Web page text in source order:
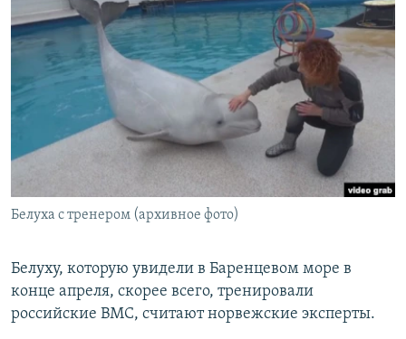
ТЕЛЕПРОЕКТ КРЫМ.РЕАЛИИ
СОВЕТЫ ПРАВОЗАЩИТНИКОВ
ПРОПАВШИЕ БЕЗ ВЕСТИ
ПОБЕДИТЕЛЕЙ НЕ СУДЯТ?
КРЫМ.НЕПОКОРЕННЫЙ
УКРАИНСКАЯ ПРОБЛЕМА КРЫМА
Українською
Qırımtatar
ПРИСОЕДИНЯЙТЕСЬ!
Белуха с тренером (архивное фото)
Белуху, которую увидели в Баренцевом море в
конце апреля, скорее всего, тренировали
российские ВМС, считают норвежские эксперты.